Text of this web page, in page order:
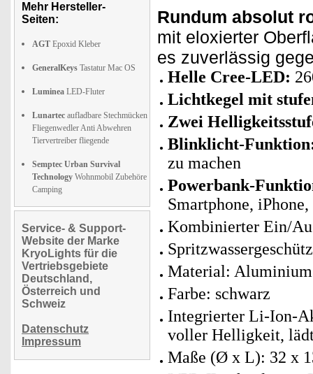
Mehr Hersteller-
Seiten:
AGT Epoxid Kleber
GeneralKeys Tastatur Mac OS
Luminea LED-Fluter
Lunartec aufladbare Stechmücken
Fliegenwedler Anti Abwehren
Tiervertreiber fliegende
Semptec Urban Survival
Technology Wohnmobil Zubehöre
Camping
Service- & Support-
Website der Marke
KryoLights für die
Vertriebsgebiete
Deutschland,
Österreich und
Schweiz
Datenschutz
Impressum
Rundum absolut
mit eloxierter
es zuverlässig
Helle Cree-LED:
Lichtkegel mit
Zwei
Blinklicht-
zu machen
Powerbank-
Smartphone,
Kombinierter Ein/
Material:
Farbe: schwarz
Integrierter Li-Ion-
voller Helligkeit,
Maße (Ø x L): 32 x